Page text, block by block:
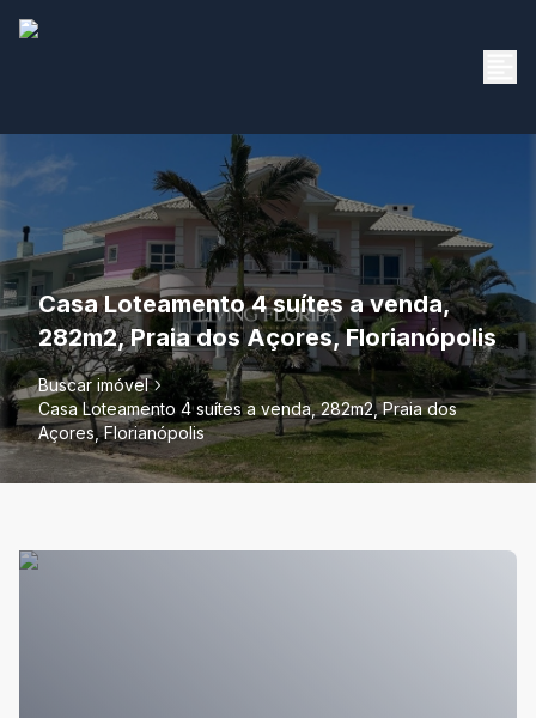
Casa Loteamento 4 suítes a venda,
282m2, Praia dos Açores, Florianópolis
Buscar imóvel
Casa Loteamento 4 suítes a venda, 282m2, Praia dos
Açores, Florianópolis